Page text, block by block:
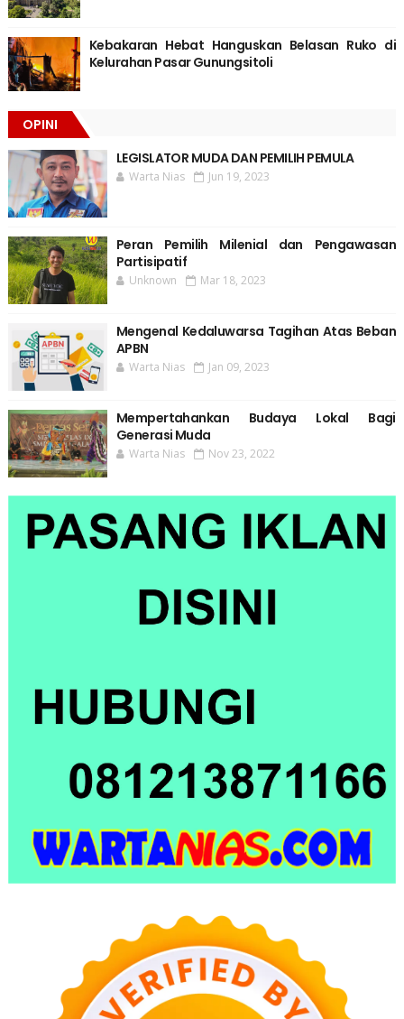
Kebakaran Hebat Hanguskan Belasan Ruko di
Kelurahan Pasar Gunungsitoli
OPINI
LEGISLATOR MUDA DAN PEMILIH PEMULA
Warta Nias Jun 19, 2023
Peran Pemilih Milenial dan Pengawasan
Partisipatif
Unknown Mar 18, 2023
Mengenal Kedaluwarsa Tagihan Atas Beban
APBN
Warta Nias Jan 09, 2023
Mempertahankan Budaya Lokal Bagi
Generasi Muda
Warta Nias Nov 23, 2022